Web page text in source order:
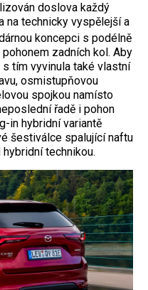
doslova každý
na technicky vyspělejší a
koncepci s podélně
zadních kol. Aby
tím vyvinula také vlastní
osmistupňovou
spojkou namísto
řadě i pohon
in hybridní variantě
šestiválce spalující naftu
technikou.